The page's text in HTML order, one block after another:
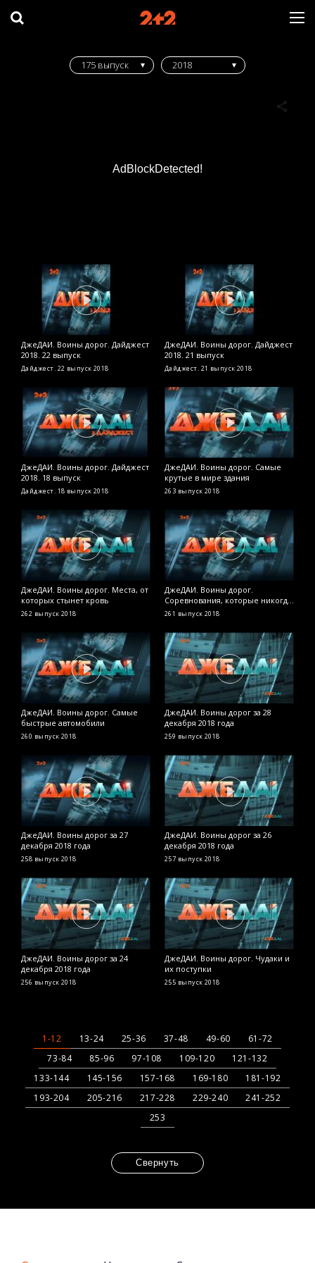
AdBlockDetected!
175 выпуск 2018
ДжеДАИ. Воины дорог. Дайджест
2018. 22 выпуск
Дайджест. 22 выпуск 2018
ДжеДАИ. Воины дорог. Дайджест
2018. 21 выпуск
Дайджест. 21 выпуск 2018
ДжеДАИ. Воины дорог. Дайджест
2018. 18 выпуск
Дайджест. 18 выпуск 2018
ДжеДАИ. Воины дорог. Самые
крутые в мире здания
263 выпуск 2018
ДжеДАИ. Воины дорог. Места, от
которых стынет кровь
262 выпуск 2018
ДжеДАИ. Воины дорог.
Соревнования, которые никогда
не станут олимпийскими
261 выпуск 2018
ДжеДАИ. Воины дорог. Самые
быстрые автомобили
260 выпуск 2018
ДжеДАИ. Воины дорог за 28
декабря 2018 года
259 выпуск 2018
ДжеДАИ. Воины дорог за 27
декабря 2018 года
258 выпуск 2018
ДжеДАИ. Воины дорог за 26
декабря 2018 года
257 выпуск 2018
ДжеДАИ. Воины дорог за 24
декабря 2018 года
256 выпуск 2018
ДжеДАИ. Воины дорог. Чудаки и
их поступки
255 выпуск 2018
1-12 13-24 25-36 37-48 49-60
61-72
73-84
85-96 97-108 109-120
121-132
133-144
145-156 157-168 169-180
181-192
193-204
205-216 217-228 229-240
241-252
253
Свернуть